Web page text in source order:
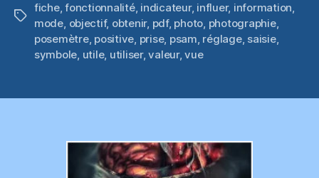
Étiquettes
fiche,fonctionnalité, indicateur, influer, information,
mode, objectif, obtenir, pdf, photo, photographie,
posemètre, positive, prise, psam, réglage, saisie,
symbole, utile, utiliser,valeur,vue